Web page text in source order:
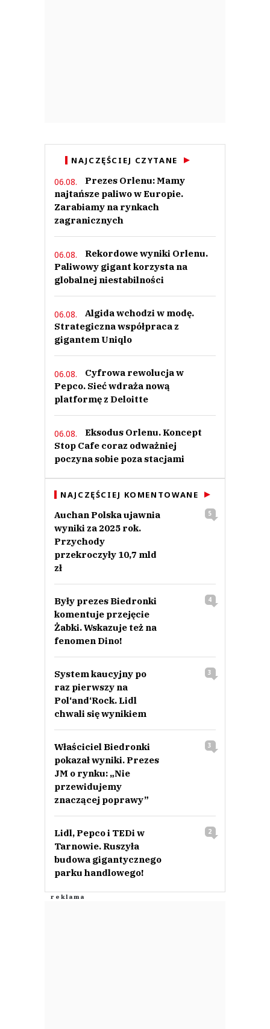
NAJCZĘŚCIEJ CZYTANE
06.08.
Prezes Orlenu: Mamy
najtańsze paliwo w Europie.
Zarabiamy na rynkach
zagranicznych
06.08.
Rekordowe wyniki Orlenu.
Paliwowy gigant korzysta na
globalnej niestabilności
06.08.
Algida wchodzi w modę.
Strategiczna współpraca z
gigantem Uniqlo
06.08.
Cyfrowa rewolucja w
Pepco. Sieć wdraża nową
platformę z Deloitte
06.08.
Eksodus Orlenu. Koncept
Stop Cafe coraz odważniej
poczyna sobie poza stacjami
NAJCZĘŚCIEJ KOMENTOWANE
Auchan Polska ujawnia
wyniki za 2025 rok.
Przychody
przekroczyły 10,7 mld
zł
5
Były prezes Biedronki
komentuje przejęcie
Żabki. Wskazuje też na
fenomen Dino!
4
System kaucyjny po
raz pierwszy na
Pol‘and‘Rock. Lidl
chwali się wynikiem
3
Właściciel Biedronki
pokazał wyniki. Prezes
JM o rynku: „Nie
przewidujemy
znaczącej poprawy”
3
Lidl, Pepco i TEDi w
Tarnowie. Ruszyła
budowa gigantycznego
parku handlowego!
2